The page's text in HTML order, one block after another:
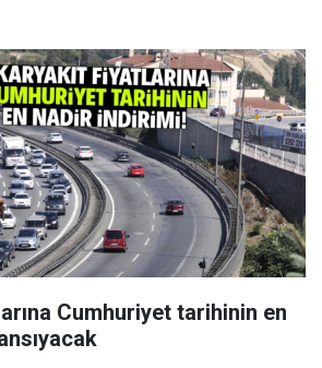
Cumhuriyet tarihinin en